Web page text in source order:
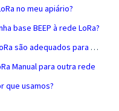
no meu apiário?
base BEEP à rede LoRa?
Quais gateways LoRa são adequados para a base BEEP?
Manual para outra rede
que usamos?